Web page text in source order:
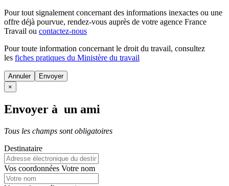
Pour tout signalement concernant des informations inexactes ou une
offre déjà pourvue, rendez-vous auprès de votre agence France
Travail ou contactez-nous
Pour toute information concernant le droit du travail, consultez
les fiches pratiques du Ministère du travail
Annuler
×
Envoyer à un ami
Tous les champs sont obligatoires
Destinataire
Vos coordonnées Votre nom